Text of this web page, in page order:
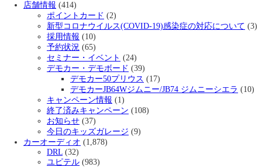
店舗情報 (414)
ポイントカード (2)
新型コロナウイルス(COVID-19)感染症の対応について (3)
採用情報 (10)
予約状況 (65)
セミナー・イベント (24)
デモカー・デモボード (39)
デモカー50プリウス (17)
デモカーJB64Wジムニー/JB74 ジムニーシエラ (10)
キャンペーン情報 (1)
終了済みキャンペーン (108)
お知らせ (37)
今日のキッズガレージ (9)
カーオーディオ (1,878)
DRL (32)
ユピテル (983)